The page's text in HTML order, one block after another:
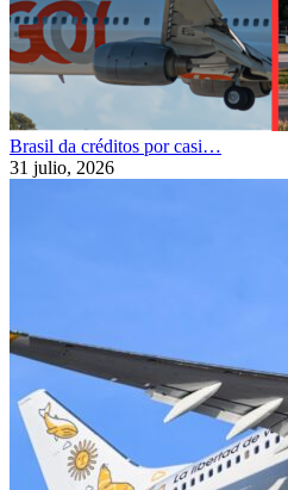
Brasil da créditos por casi…
31 julio, 2026